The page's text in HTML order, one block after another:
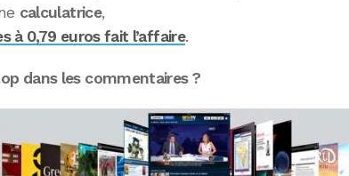
calculatrice,
à 0,79 euros fait l’affaire.
dans les commentaires ?